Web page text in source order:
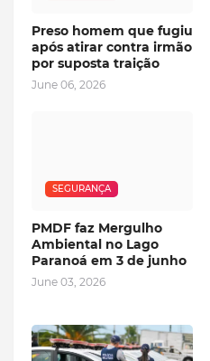
Preso homem que fugiu
após atirar contra irmão
por suposta traição
June 06, 2026
SEGURANÇA
PMDF faz Mergulho
Ambiental no Lago
Paranoá em 3 de junho
June 03, 2026